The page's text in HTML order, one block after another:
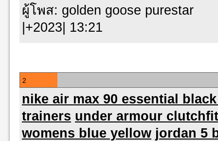
ผู้โพส: golden goose
|+2023| 13:21
2
nike air max 90 essential
trainers under armour
womens blue yellow jordan 5